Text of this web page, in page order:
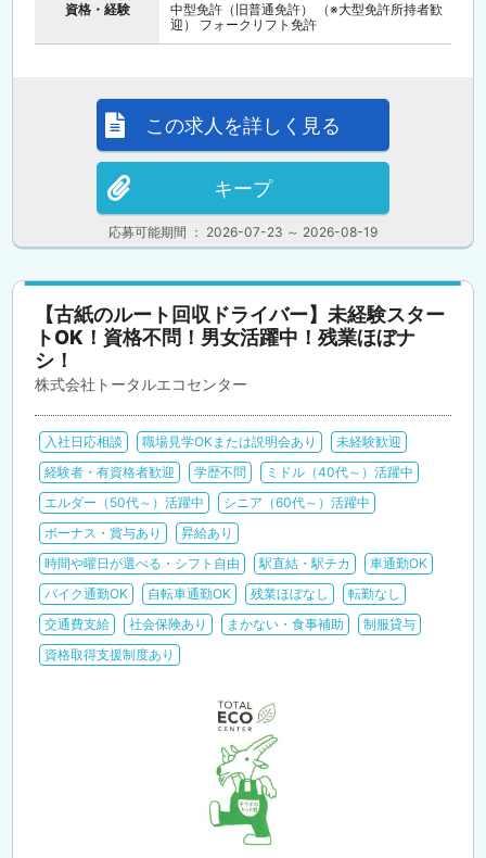
資格・経験
中型免許（旧普通免許） （※大型免許所持者歓
迎） フォークリフト免許
応募可能期間 ： 2026-07-23 ～ 2026-08-19
この求人を詳しく見る
キープ
【古紙のルート回収ドライバー】未経験スター
トOK！資格不問！男女活躍中！残業ほぼナ
シ！
株式会社トータルエコセンター
入社日応相談 職場見学OKまたは説明会あり
未経験歓迎
経験者・有資格者歓迎
学歴不問
ミドル（40代～）活躍中
エルダー（50代～）活躍中
シニア（60代～）活躍中
ボーナス・賞与あり
昇給あり
時間や曜日が選べる・シフト自由
駅直結・駅チカ
車通勤OK
バイク通勤OK
自転車通勤OK 残業ほぼなし
転勤なし
交通費支給
社会保険あり まかない・食事補助
制服貸与
資格取得支援制度あり